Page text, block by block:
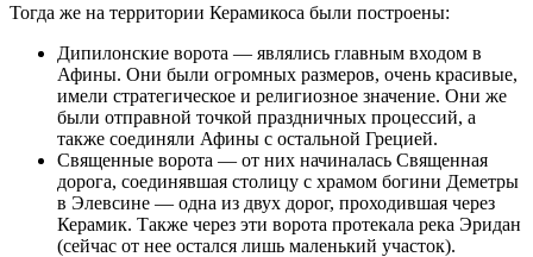
Тогда же на территории Керамикоса были построены:
Дипилонские ворота — являлись главным входом в
Афины. Они были огромных размеров, очень красивые,
имели стратегическое и религиозное значение. Они же
были отправной точкой праздничных процессий, а
также соединяли Афины с остальной Грецией.
Священные ворота — от них начиналась Священная
дорога, соединявшая столицу с храмом богини Деметры
в Элевсине — одна из двух дорог, проходившая через
Керамик. Также через эти ворота протекала река Эридан
(сейчас от нее остался лишь маленький участок).